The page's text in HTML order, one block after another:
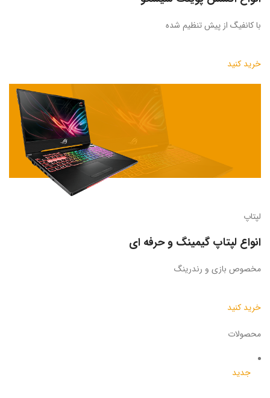
با کانفیگ از پیش تنظیم شده
خرید کنید
لپتاپ
انواع لپتاپ گیمینگ و حرفه ای
مخصوص بازی و رندرینگ
خرید کنید
محصولات
جدید